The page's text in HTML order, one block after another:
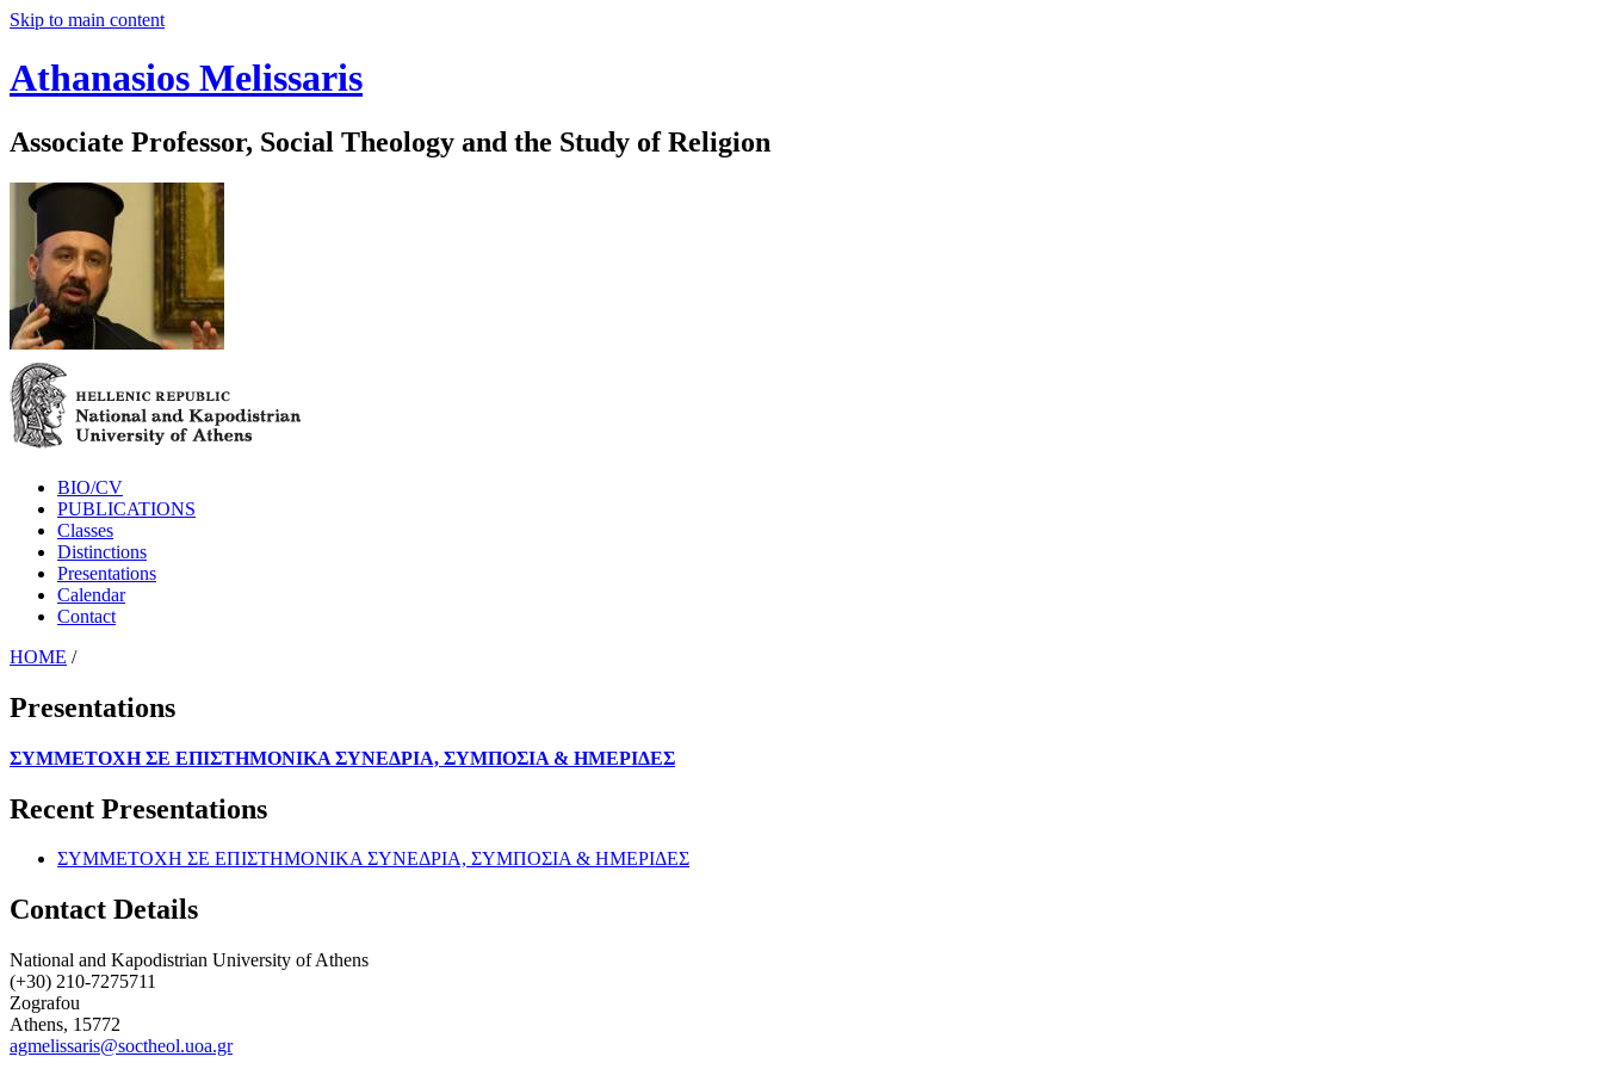
Skip to main content
Athanasios Melissaris
Associate Professor, Social Theology and the Study of Religion
BIO/CV
PUBLICATIONS
Classes
Distinctions
Presentations
Calendar
Contact
HOME /
Presentations
ΣΥΜΜΕΤΟΧΗ ΣΕ ΕΠΙΣΤΗΜΟΝΙΚΑ ΣΥΝΕΔΡΙΑ, ΣΥΜΠΟΣΙΑ & ΗΜΕΡΙΔΕΣ
Recent Presentations
ΣΥΜΜΕΤΟΧΗ ΣΕ ΕΠΙΣΤΗΜΟΝΙΚΑ ΣΥΝΕΔΡΙΑ, ΣΥΜΠΟΣΙΑ & ΗΜΕΡΙΔΕΣ
Contact Details
National and Kapodistrian University of Athens
(+30) 210-7275711
Zografou
Athens, 15772
agmelissaris@soctheol.uoa.gr